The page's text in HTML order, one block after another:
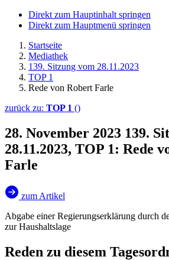
Direkt zum Hauptinhalt springen
Direkt zum Hauptmenü springen
Startseite
Mediathek
139. Sitzung vom 28.11.2023
TOP 1
Rede von Robert Farle
zurück zu: TOP 1 ()
28. November 2023 139.
28.11.2023, TOP 1: Rede
Farle
zum Artikel
Abgabe einer Regierungserklärung durch
zur Haushaltslage
Reden zu diesem